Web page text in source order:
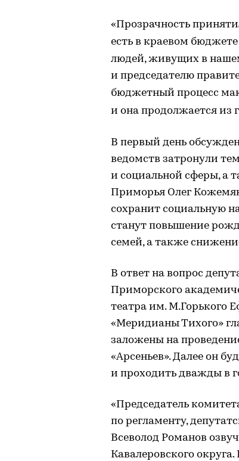
«Прозрачность
есть в краевом
людей, живущих в нашем
и председателю
бюджетный процесс
и она продолжается из
В первый день
ведомств затронули
и социальной сферы, а
Приморья Олег
сохранит социальную
станут повышение
семей, а также
В ответ на вопрос
Приморского
театра им. М.Горького
«Меридианы Тихого»
заложены на
«Арсеньев». Далее он
и проходить дважды в
«Председатель
по регламенту,
Всеволод Романов
Кавалеровского